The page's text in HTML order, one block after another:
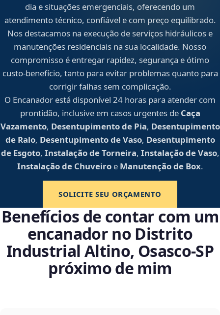
dia e situações emergenciais, oferecendo um
atendimento técnico, confiável e com preço equilibrado.
Nos destacamos na execução de serviços hidráulicos e
manutenções residenciais na sua localidade. Nosso
compromisso é entregar rapidez, segurança e ótimo
custo-benefício, tanto para evitar problemas quanto para
corrigir falhas sem complicação.
O Encanador está disponível 24 horas para atender com
prontidão, inclusive em casos urgentes de Caça
Vazamento, Desentupimento de Pia, Desentupimento
de Ralo, Desentupimento de Vaso, Desentupimento
de Esgoto, Instalação de Torneira, Instalação de Vaso,
Instalação de Chuveiroe Manutenção de Box.
SOLICITE SEU ORÇAMENTO
Benefícios de contar com um
encanador no Distrito
Industrial Altino, Osasco‑SP
próximo de mim